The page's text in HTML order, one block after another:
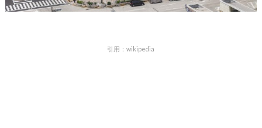
引用：wikipedia